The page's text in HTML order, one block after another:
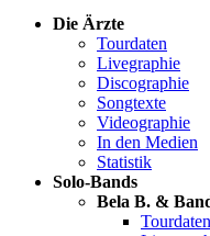
Die Ärzte
Tourdaten
Livegraphie
Discographie
Songtexte
Videographie
In den Medien
Statistik
Solo-Bands
Bela B. &
Tourdaten